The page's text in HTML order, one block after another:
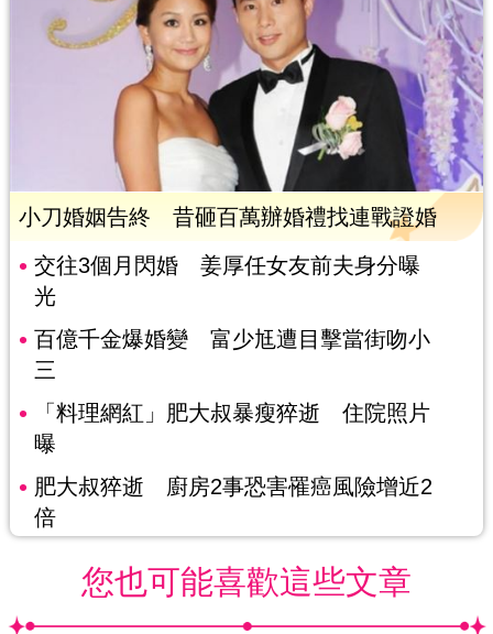
小刀婚姻告終 昔砸百萬辦婚禮找連戰證婚
交往3個月閃婚 姜厚任女友前夫身分曝
光
百億千金爆婚變 富少尪遭目擊當街吻小
三
「料理網紅」肥大叔暴瘦猝逝 住院照片
曝
肥大叔猝逝 廚房2事恐害罹癌風險增近2
倍
您也可能喜歡這些文章